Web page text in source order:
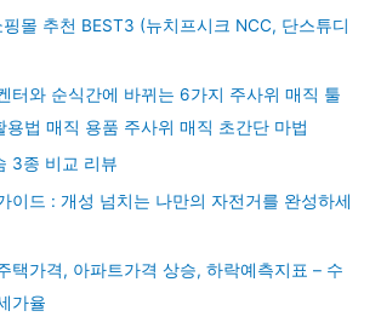
몰 추천 BEST3 (뉴치프시크 NCC, 단스튜디
터와 순식간에 바뀌는 6가지 주사위 매직 툴
용법 매직 용품 주사위 매직 초간단 마법
3종 비교 리뷰
이드 : 개성 넘치는 나만의 자전거를 완성하세
택가격, 아파트가격 상승, 하락예측지표 – 수
가율